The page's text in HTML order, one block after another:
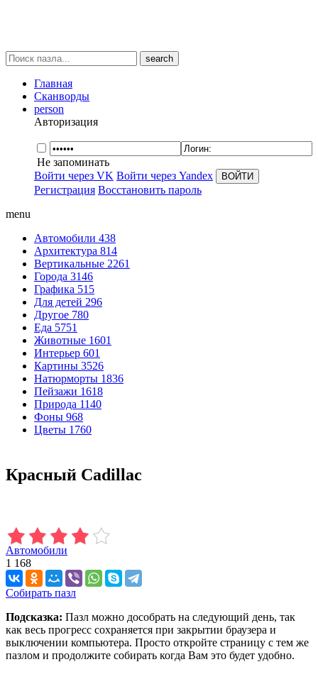
search
Главная
Сканворды
person
Авторизация
Не запоминать
Войти через VK Войти через Yandex
Регистрация Восстановить пароль
menu
Автомобили 438
Архитектура 814
Вертикальные 2261
Города 3146
Графика 515
Для детей 296
Другое 780
Еда 5751
Животные 1601
Интерьер 601
Картины 3526
Натюрморты 1836
Пейзажи 1618
Природа 1140
Фоны 968
Цветы 1760
Красный Cadillac
Автомобили
1 168
Собирать пазл
Подсказка: Пазл можно дособрать на следующий день, так
как весь прогресс сохраняется при закрытии браузера и
выключении компьютера. Просто откройте страницу с тем же
пазлом и продолжите собирать когда Вам это будет удобно.